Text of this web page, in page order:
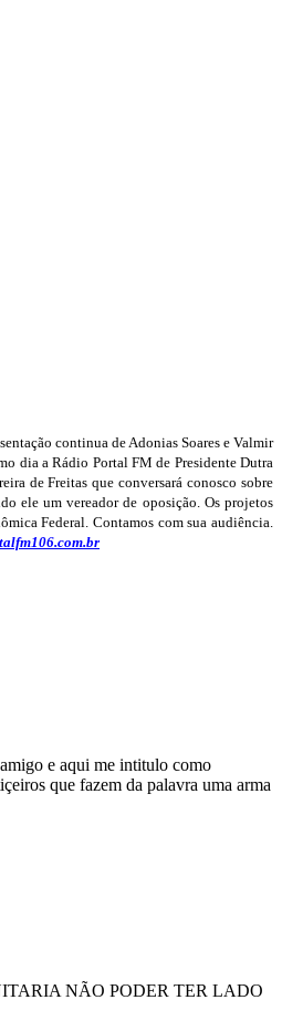
continua de Adonias Soares e Valmir
dia a Rádio Portal FM de Presidente Dutra
de Freitas que conversará conosco sobre
ele um vereador de oposição. Os projetos
Federal. Contamos com sua audiência.
e aqui me intitulo como
que fazem da palavra uma arma
NÃO PODER TER LADO